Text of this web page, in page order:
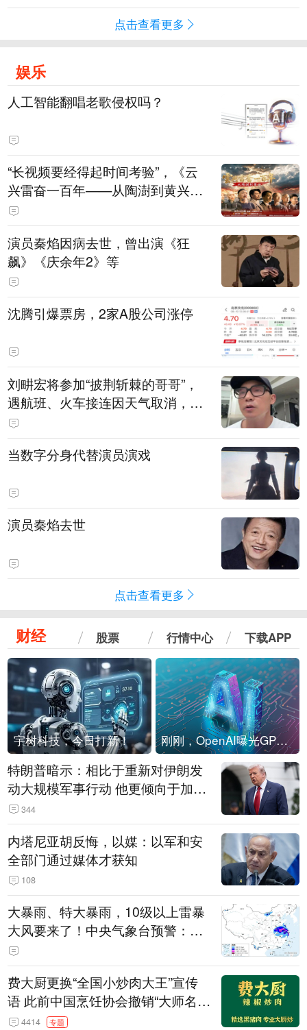
点击查看更多
娱乐
人工智能翻唱老歌侵权吗？
“长视频要经得起时间考验”，《云
兴雷奋一百年——从陶澍到黄兴》
主创揭秘幕后
演员秦焰因病去世，曾出演《狂
飙》《庆余年2》等
沈腾引爆票房，2家A股公司涨停
刘畊宏将参加“披荆斩棘的哥哥”，
遇航班、火车接连因天气取消，本
人回应：录节目太披荆斩棘了，还
得先乘风破浪
当数字分身代替演员演戏
演员秦焰去世
点击查看更多
财经 股票 行情中心 下载APP
宇树科技，今日打新！ 刚刚，OpenAI曝光GPT-6！传10万亿参数，8月强行发布
特朗普暗示：相比于重新对伊朗发
动大规模军事行动 他更倾向于加大
经济施压
344
内塔尼亚胡反悔，以媒：以军和安
全部门通过媒体才获知
108
大暴雨、特大暴雨，10级以上雷暴
大风要来了！中央气象台预警：今
天到明天，浙江、安徽有特大暴雨
费大厨更换“全国小炒肉大王”宣传
语 此前中国烹饪协会撤销“大师名
师”等称号
4414 专题